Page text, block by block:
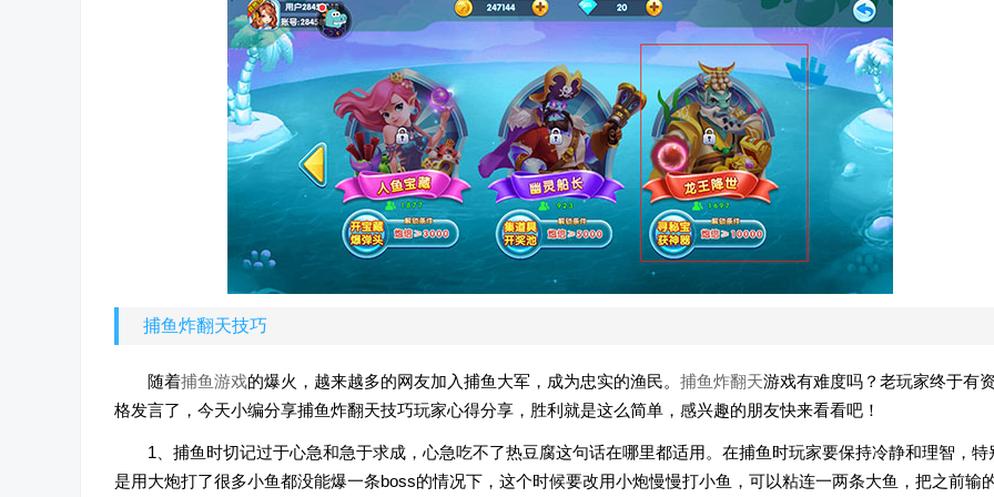
捕鱼炸翻天技巧
随着捕鱼游戏的爆火，越来越多的网友加入捕鱼大军，成为忠实的渔民。 捕鱼炸翻天游戏有难度吗？老玩家终于有资
格发言了，今天小编分享捕鱼炸翻天技巧玩家心得分享，胜利就是这么简单，感兴趣的朋友快来看看吧！
1、捕鱼时切记过于心急和急于求成，心急吃不了热豆腐这句话在哪里都适用。在捕鱼时玩家要保持冷静和理智，特
是用大炮打了很多小鱼都没能爆一条boss的情况下，这个时候要改用小炮慢慢打小鱼，可以粘连一两条大鱼，把之前输